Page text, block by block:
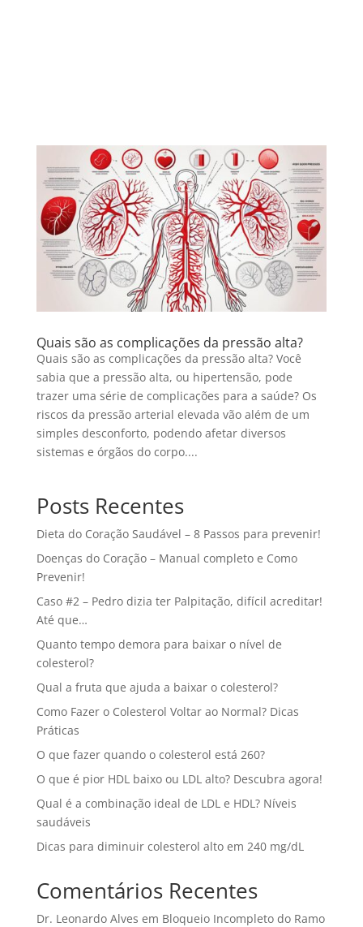
Quais são as complicações da pressão alta?
Quais são as complicações da pressão alta? Você
sabia que a pressão alta, ou hipertensão, pode
trazer uma série de complicações para a saúde? Os
riscos da pressão arterial elevada vão além de um
simples desconforto, podendo afetar diversos
sistemas e órgãos do corpo....
Posts Recentes
Dieta do Coração Saudável – 8 Passos para prevenir!
Doenças do Coração – Manual completo e Como
Prevenir!
Caso #2 – Pedro dizia ter Palpitação, difícil acreditar!
Até que…
Quanto tempo demora para baixar o nível de
colesterol?
Qual a fruta que ajuda a baixar o colesterol?
Como Fazer o Colesterol Voltar ao Normal? Dicas
Práticas
O que fazer quando o colesterol está 260?
O que é pior HDL baixo ou LDL alto? Descubra agora!
Qual é a combinação ideal de LDL e HDL? Níveis
saudáveis
Dicas para diminuir colesterol alto em 240 mg/dL
Comentários Recentes
Dr. Leonardo Alves em Bloqueio Incompleto do Ramo